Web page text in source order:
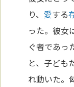
り、 愛する
った。彼女
ぐ者であっ
と、子ども
れ動いた。